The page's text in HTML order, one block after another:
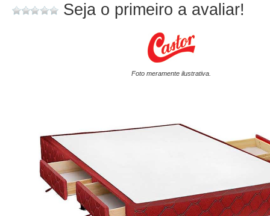
Seja o primeiro a avaliar!
Foto meramente ilustrativa.